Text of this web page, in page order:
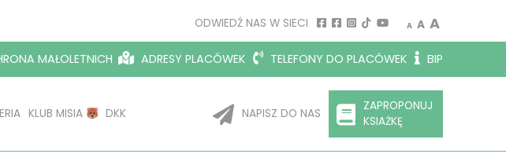
ODWIEDŹ NAS W SIECI A
Decrease font size.
A Reset font
A
MAŁOLETNICH ADRESY PLACÓWEK TELEFONY DO PLACÓWEK BIP
KLUB MISIA DKK NAPISZ DO NAS
ZAPROPONUJ
KSIAŻKĘ